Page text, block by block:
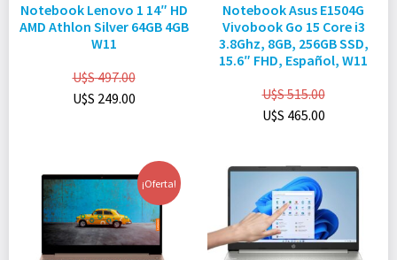
Notebook Lenovo 1 14″ HD
AMD Athlon Silver 64GB 4GB
W11
U$S497.00
U$S 249.00
Notebook Asus E1504G
Vivobook Go 15 Core i3
3.8Ghz, 8GB, 256GB SSD,
15.6″ FHD, Español, W11
U$S515.00
U$S 465.00
¡Oferta!